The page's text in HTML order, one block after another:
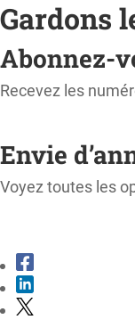
Gardons
Abonnez-
Recevez les
Envie
Voyez toutes les